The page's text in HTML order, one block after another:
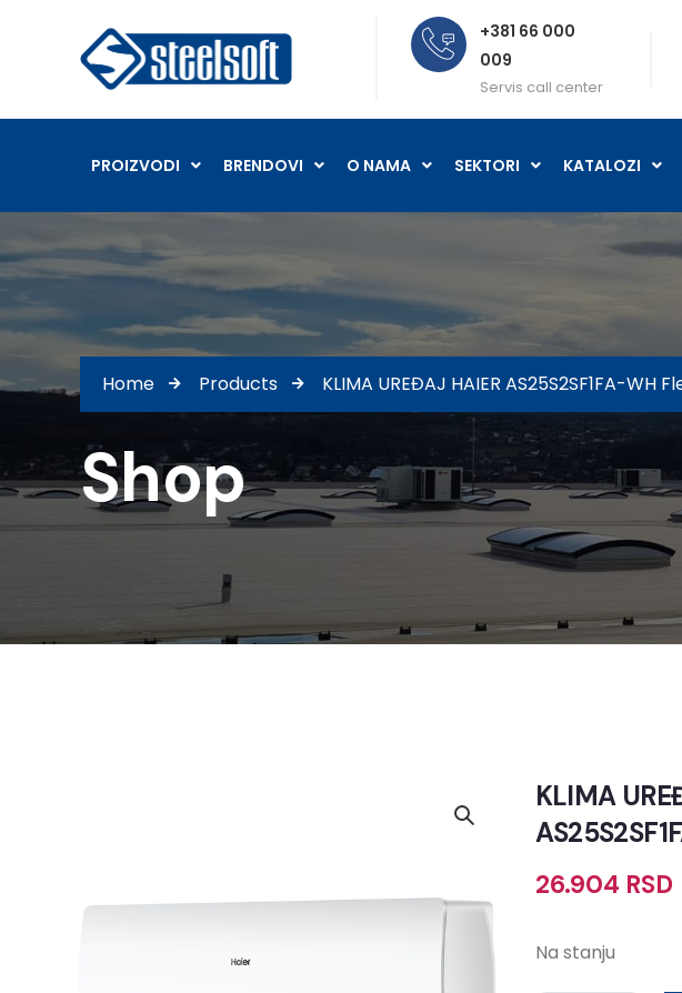
+381 66 000
009
Servis call center
PROIZVODI BRENDOVI O NAMA SEKTORI KATALOZI
Home Products KLIMA UREĐAJ HAIER AS25S2SF1FA-WH
Shop
KLIMA
26.904 RSD
Na stanju